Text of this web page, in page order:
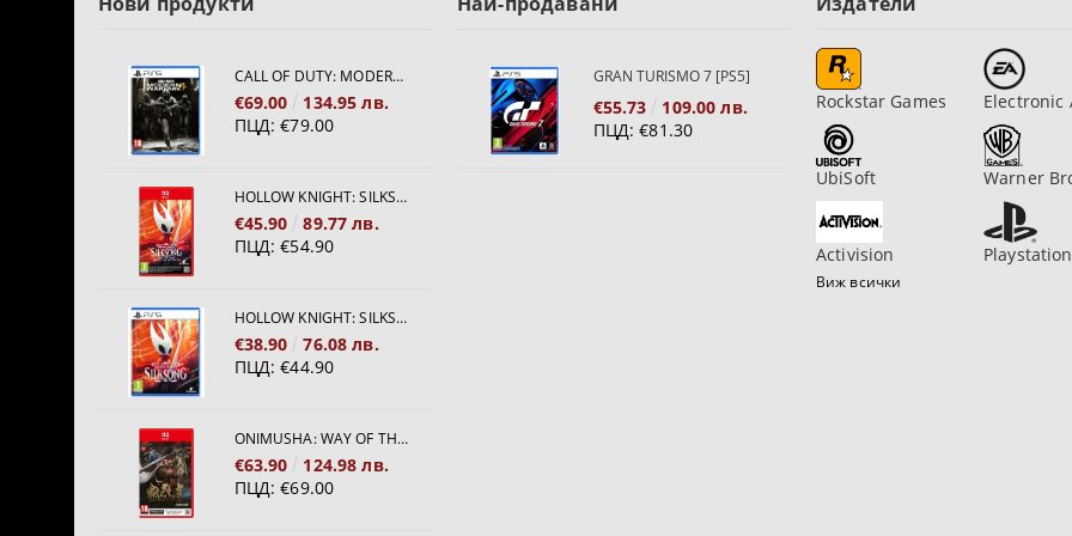
CALL OF DUTY: MODERN WARFARE 4[PS5]
€69.00
134.95 лв.
ПЦД: €79.00
HOLLOW KNIGHT: SILKSONG [NINTENDO SWITCH 2]
€45.90
89.77 лв.
ПЦД: €54.90
HOLLOW KNIGHT: SILKSONG [PS5]
€38.90
76.08 лв.
ПЦД: €44.90
ONIMUSHA: WAY OF THE SWORD [NINTENDO SWITCH 2]
€63.90
124.98 лв.
ПЦД: €69.00
GRAN TURISMO 7 [PS5]
€55.73
109.00 лв.
ПЦД: €81.30
Rockstar Games Electronic
UbiSoft Warner
Activision Playstation
Виж всички